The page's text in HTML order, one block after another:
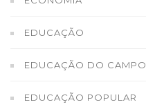
EDUCAÇÃO
EDUCAÇÃO DO CAMPO
EDUCAÇÃO POPULAR